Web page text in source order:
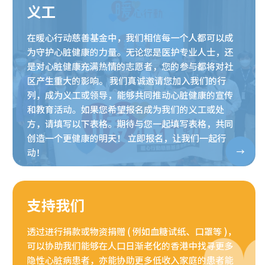
义工
在暖心行动慈善基金中，我们相信每一个人都可以成
为守护心脏健康的力量。无论您是医护专业人士，还
是对心脏健康充满热情的志愿者，您的参与都将对社
区产生重大的影响。 我们真诚邀请您加入我们的行
列，成为义工或领导，能够共同推动心脏健康的宣传
和教育活动。如果您希望报名成为我们的义工或处
方，请填写以下表格。期待与您一起填写表格，共同
创造一个更健康的明天！ 立即报名，让我们一起行
动！
支持我们
透过进行捐款或物资捐赠 ( 例如血糖试纸、口罩等 )，
可以协助我们能够在人口日渐老化的香港中找寻更多
隐性心脏病患者，亦能协助更多低收入家庭的患者能